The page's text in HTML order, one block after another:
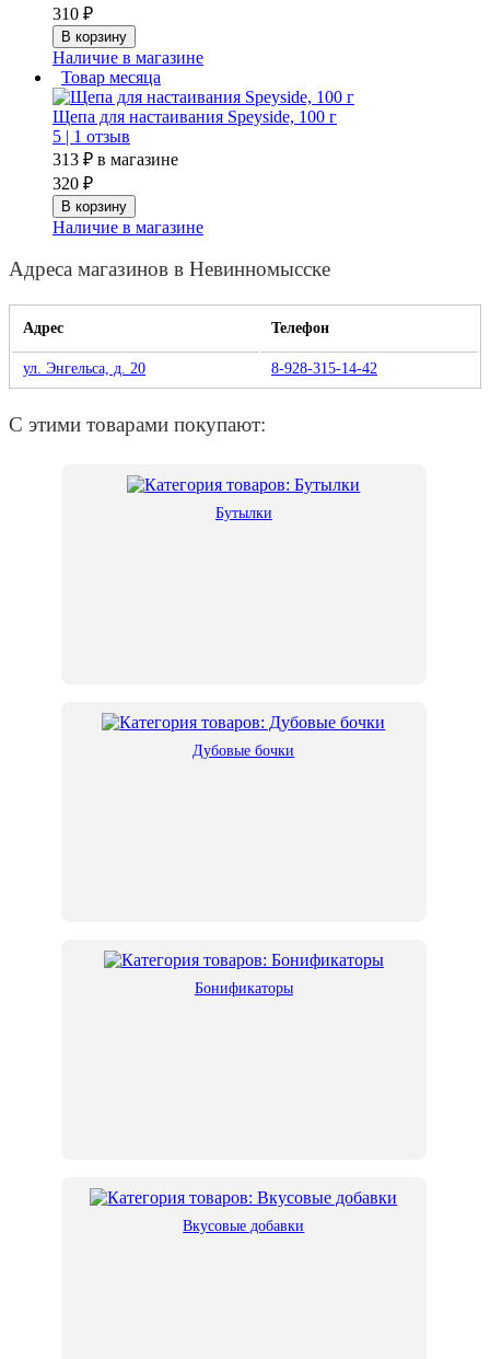
310 ₽
Наличие в магазине
Товар месяца
Щепа для настаивания Speyside, 100 г
5 | 1 отзыв
313 ₽ в магазине
320 ₽
Наличие в магазине
Адреса магазинов в Невинномысске
Адрес Телефон
ул. Энгельса, д. 20 8-928-315-14-42
С этими товарами покупают:
Бутылки
Дубовые бочки
Бонификаторы
Вкусовые добавки